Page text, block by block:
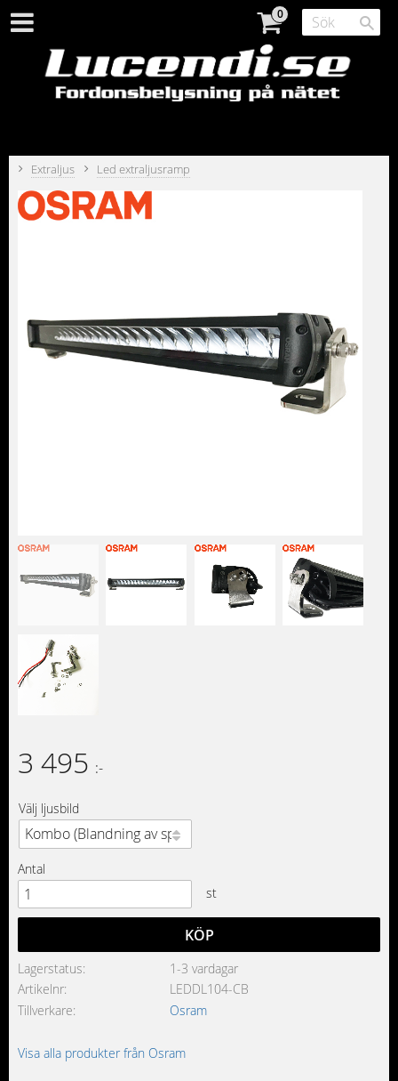
Extraljus Led extraljusramp
3 495 :-
Välj ljusbild
Antal
st
KÖP
Lagerstatus
1-3 vardagar
Artikelnr
LEDDL104-CB
Tillverkare
Osram
Visa alla produkter från Osram